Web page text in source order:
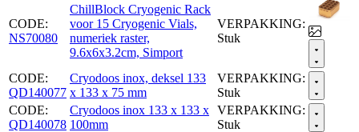
CODE:
NS70080
ChillBlock Cryogenic Rack
voor 15 Cryogenic Vials,
numeriek raster,
9.6x6x3.2cm, Simport
VERPAKKING:
Stuk
CODE:
QD140077
Cryodoos inox, deksel 133
x 133 x 75 mm
VERPAKKING:
Stuk
CODE:
QD140078
Cryodoos inox 133 x 133 x
100mm
VERPAKKING:
Stuk